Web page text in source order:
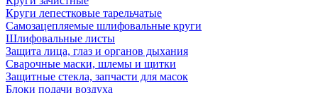
Круги лепестковые тарельчатые
Самозацепляемые шлифовальные круги
Шлифовальные листы
Защита лица, глаз и органов дыхания
Сварочные маски, шлемы и щитки
Защитные стекла, запчасти для масок
Блоки подачи воздуха